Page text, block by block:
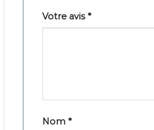
Votre avis*
Nom *